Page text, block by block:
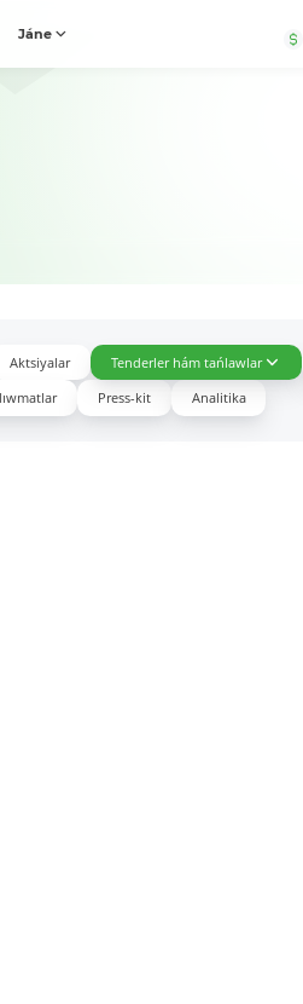
Jáne
Aktsiyalar Tenderler hám tańlawlar
Press-kit Analitika